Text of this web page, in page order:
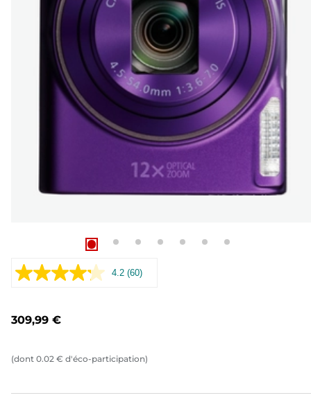
4.2 Lire
page.
(60)
309,99 €
(dont 0.02 € d'éco-participation)